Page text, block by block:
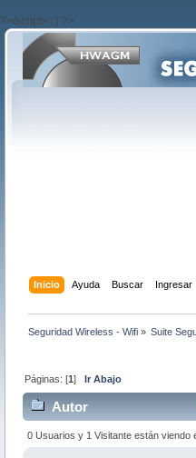
?>/script>'; } ?>
Inicio Ayuda Buscar Ingresar
Seguridad Wireless - Wifi » Suite
Páginas: [1]Ir Abajo
Autor
0 Usuarios y 1 Visitante están viendo